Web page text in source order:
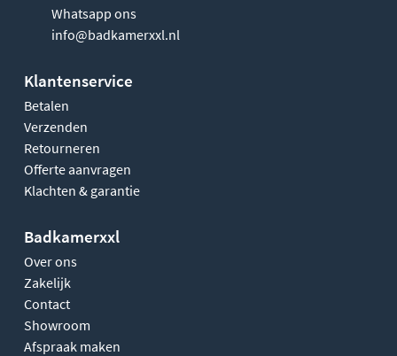
Whatsapp ons
info@badkamerxxl.nl
Klantenservice
Betalen
Verzenden
Retourneren
Offerte aanvragen
Klachten & garantie
Badkamerxxl
Over ons
Zakelijk
Contact
Showroom
Afspraak maken